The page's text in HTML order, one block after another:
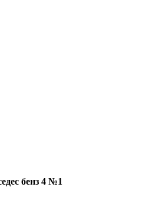
бенз 4 №1